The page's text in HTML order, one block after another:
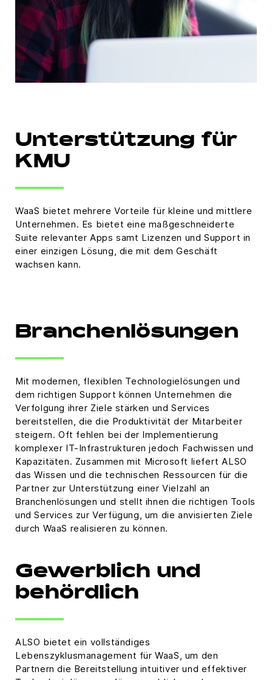
Unterstützung für
KMU
WaaS bietet mehrere Vorteile für kleine und mittlere
Unternehmen. Es bietet eine maßgeschneiderte
Suite relevanter Apps samt Lizenzen und Support in
einer einzigen Lösung, die mit dem Geschäft
wachsen kann.
Branchenlösungen
Mit modernen, flexiblen Technologielösungen und
dem richtigen Support können Unternehmen die
Verfolgung ihrer Ziele stärken und Services
bereitstellen, die die Produktivität der Mitarbeiter
steigern. Oft fehlen bei der Implementierung
komplexer IT-Infrastrukturen jedoch Fachwissen und
Kapazitäten. Zusammen mit Microsoft liefert ALSO
das Wissen und die technischen Ressourcen für die
Partner zur Unterstützung einer Vielzahl an
Branchenlösungen und stellt ihnen die richtigen Tools
und Services zur Verfügung, um die anvisierten Ziele
durch WaaS realisieren zu können.
Gewerblich und
behördlich
ALSO bietet ein vollständiges
Lebenszyklusmanagement für WaaS, um den
Partnern die Bereitstellung intuitiver und effektiver